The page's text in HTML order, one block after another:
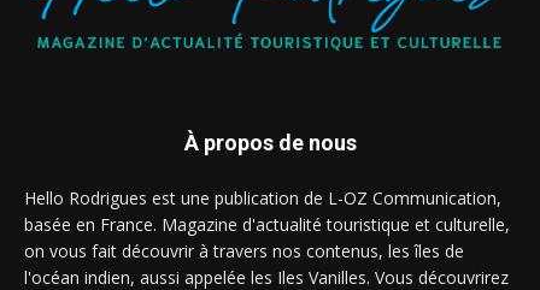
À propos de nous
Hello Rodrigues est une publication de L-OZ Communication,
basée en France. Magazine d'actualité touristique et culturelle,
on vous fait découvrir à travers nos contenus, les îles de
l'océan indien, aussi appelée les Iles Vanilles. Vous découvrirez